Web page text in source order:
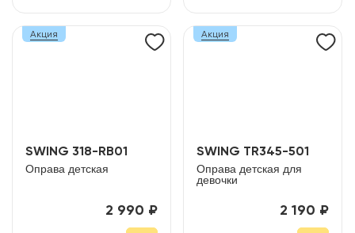
SWING 318-RB01
Оправа детская
2 990 ₽
Акция
SWING TR345-501
Оправа детская для
девочки
2 190 ₽
Акция